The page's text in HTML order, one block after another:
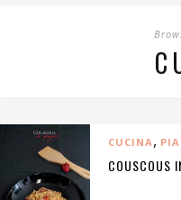
CUCINA,
COUSCOUS